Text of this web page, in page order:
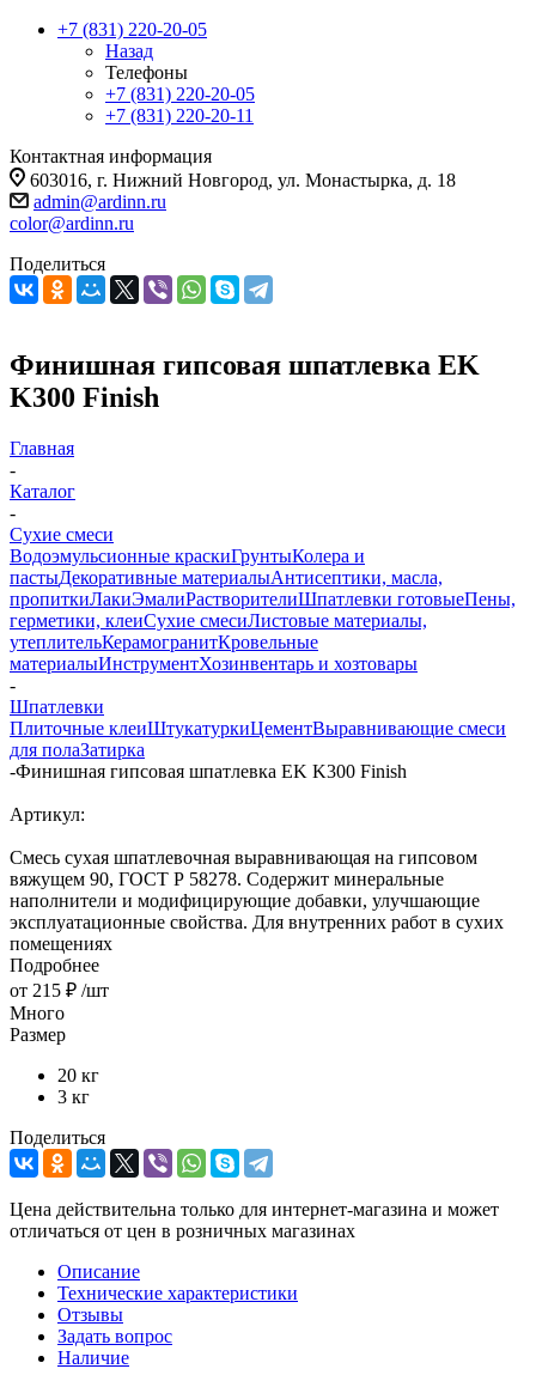
+7 (831) 220-20-05
Назад
Телефоны
+7 (831) 220-20-05
+7 (831) 220-20-11
Контактная информация
603016, г. Нижний Новгород, ул. Монастырка, д. 18
admin@ardinn.ru
color@ardinn.ru
Поделиться
Финишная гипсовая шпатлевка EK
K300 Finish
Главная
-
Каталог
-
Сухие смеси
Водоэмульсионные краскиГрунтыКолера и
пастыДекоративные материалыАнтисептики, масла,
пропиткиЛакиЭмалиРастворителиШпатлевки готовыеПены,
герметики, клеиСухие смесиЛистовые материалы,
утеплительКерамогранитКровельные
материалыИнструментХозинвентарь и хозтовары
-
Шпатлевки
Плиточные клеиШтукатуркиЦементВыравнивающие смеси
для полаЗатирка
-Финишная гипсовая шпатлевка EK K300 Finish
Артикул:
Смесь сухая шпатлевочная выравнивающая на гипсовом
вяжущем 90, ГОСТ Р 58278. Содержит минеральные
наполнители и модифицирующие добавки, улучшающие
эксплуатационные свойства. Для внутренних работ в сухих
помещениях
Подробнее
от 215 ₽ /шт
Много
Размер
20 кг
3 кг
Поделиться
Цена действительна только для интернет-магазина и может
отличаться от цен в розничных магазинах
Описание
Технические характеристики
Отзывы
Задать вопрос
Наличие